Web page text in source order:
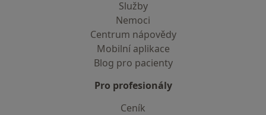
Služby
Nemoci
Centrum nápovědy
Mobilní aplikace
Blog pro pacienty
Pro profesionály
Ceník